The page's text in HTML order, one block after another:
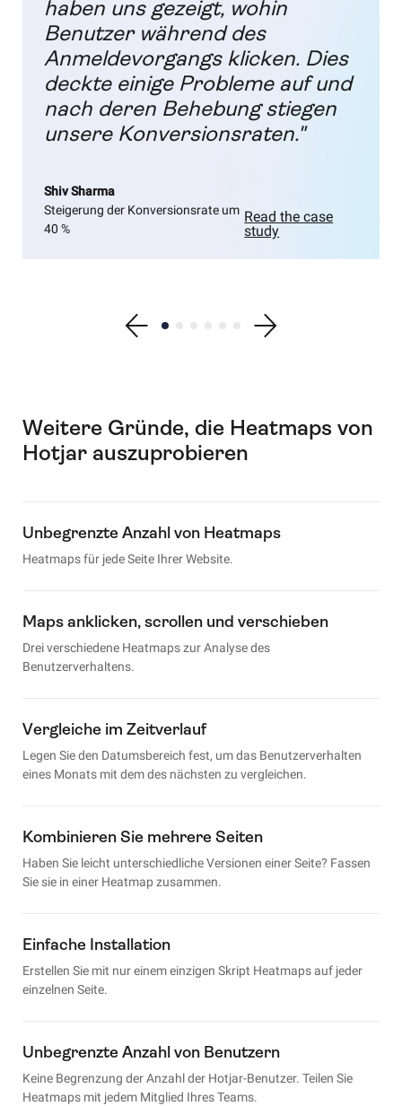
haben uns gezeigt, wohin
Benutzer während des
Anmeldevorgangs klicken. Dies
deckte einige Probleme auf und
nach deren Behebung stiegen
unsere Konversionsraten."
Shiv Sharma
Steigerung der Konversionsrate um
40 %
Read the case
study
Show previous testimonial
Show testimonial 1
Show testimonial 2
Show testimonial 3
Show testimonial 4
Show testimonial 5
Show testimonial 6
Show next testimonial
Weitere Gründe, die Heatmaps von
Hotjar auszuprobieren
Unbegrenzte Anzahl von Heatmaps
Heatmaps für jede Seite Ihrer Website.
Maps anklicken, scrollen und verschieben
Drei verschiedene Heatmaps zur Analyse des
Benutzerverhaltens.
Vergleiche im Zeitverlauf
Legen Sie den Datumsbereich fest, um das Benutzerverhalten
eines Monats mit dem des nächsten zu vergleichen.
Kombinieren Sie mehrere Seiten
Haben Sie leicht unterschiedliche Versionen einer Seite? Fassen
Sie sie in einer Heatmap zusammen.
Einfache Installation
Erstellen Sie mit nur einem einzigen Skript Heatmaps auf jeder
einzelnen Seite.
Unbegrenzte Anzahl von Benutzern
Keine Begrenzung der Anzahl der Hotjar-Benutzer. Teilen Sie
Heatmaps mit jedem Mitglied Ihres Teams.